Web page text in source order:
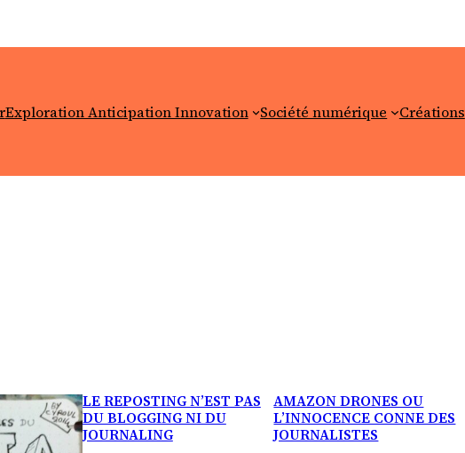
Exploration Anticipation Innovation Société numérique Créations
LE REPOSTING N’EST PAS
DU BLOGGING NI DU
JOURNALING
AMAZON DRONES OU
L’INNOCENCE CONNE DES
JOURNALISTES